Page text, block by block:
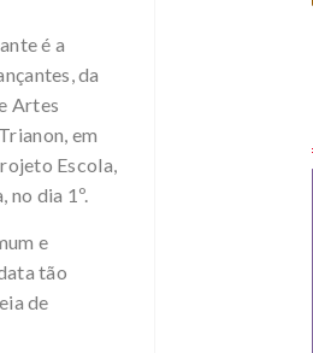
é a
da
Artes
em
Escola,
dia 1º.
e
tão
de